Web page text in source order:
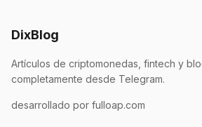
DixBlog
Artículos de criptomonedas, fintech y
completamente desde Telegram.
desarrollado por fulloap.com